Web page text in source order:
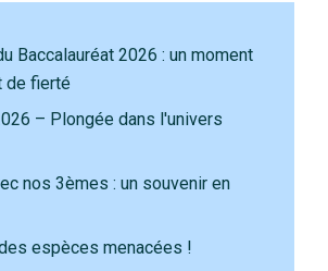
Baccalauréat 2026 : un moment
de fierté
– Plongée dans l'univers
nos 3èmes : un souvenir en
espèces menacées !